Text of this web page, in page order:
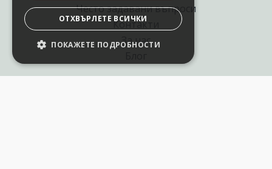
Често задавани въпроси
Контакти
За нас
ОТХВЪРЛЕТЕ ВСИЧКИ
ПОКАЖЕТЕ ПОДРОБНОСТИ